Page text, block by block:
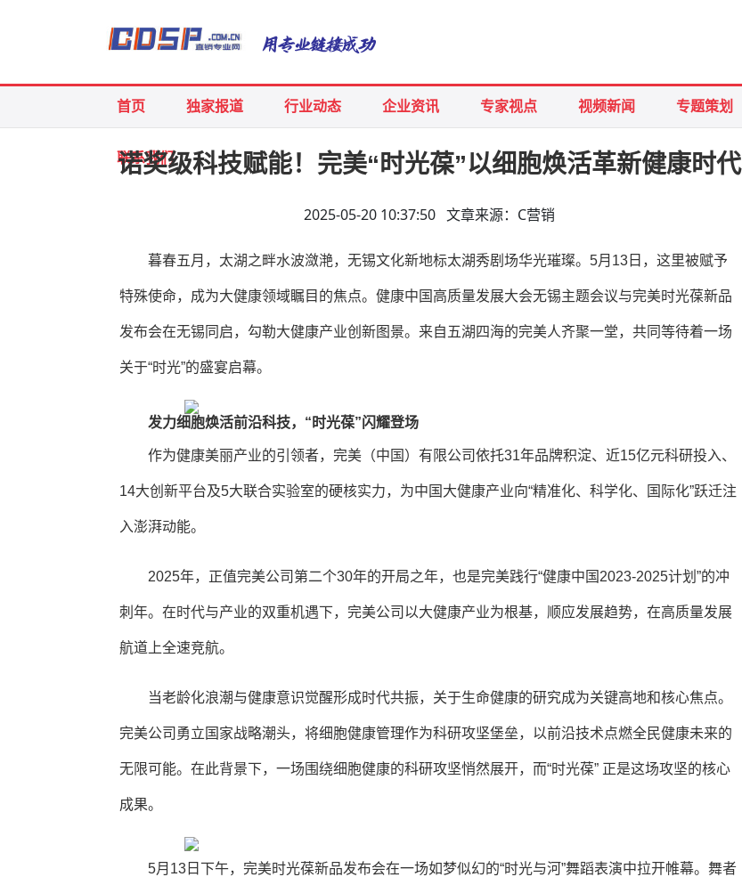
首页 独家报道 行业动态 企业资讯 专家视点 视频新闻 专题策划
联系我们
诺奖级科技赋能！完美“时光葆”以细胞焕活革新健康时代
2025-05-20 10:37:50 文章来源：C营销
暮春五月，太湖之畔水波潋滟，无锡文化新地标太湖秀剧场华光璀璨。5月13日，这里被赋予
特殊使命，成为大健康领域瞩目的焦点。健康中国高质量发展大会无锡主题会议与完美时光葆新品
发布会在无锡同启，勾勒大健康产业创新图景。来自五湖四海的完美人齐聚一堂，共同等待着一场
关于“时光”的盛宴启幕。
发力细胞焕活前沿科技，“时光葆”闪耀登场
作为健康美丽产业的引领者，完美（中国）有限公司依托31年品牌积淀、近15亿元科研投入、
14大创新平台及5大联合实验室的硬核实力，为中国大健康产业向“精准化、科学化、国际化”跃迁注
入澎湃动能。
2025年，正值完美公司第二个30年的开局之年，也是完美践行“健康中国2023-2025计划”的冲
刺年。在时代与产业的双重机遇下，完美公司以大健康产业为根基，顺应发展趋势，在高质量发展
航道上全速竞航。
当老龄化浪潮与健康意识觉醒形成时代共振，关于生命健康的研究成为关键高地和核心焦点。
完美公司勇立国家战略潮头，将细胞健康管理作为科研攻坚堡垒，以前沿技术点燃全民健康未来的
无限可能。在此背景下，一场围绕细胞健康的科研攻坚悄然展开，而“时光葆” 正是这场攻坚的核心
成果。
5月13日下午，完美时光葆新品发布会在一场如梦似幻的“时光与河”舞蹈表演中拉开帷幕。舞者